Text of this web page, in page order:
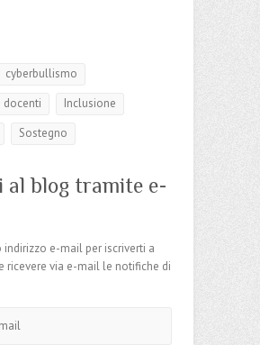
cyberbullismo
docenti
Inclusione
Sostegno
al blog tramite e-
indirizzo e-mail per iscriverti a
ricevere via e-mail le notifiche di